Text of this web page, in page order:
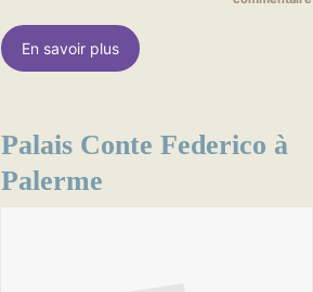
En savoir plus
Palais Conte Federico à
Palerme